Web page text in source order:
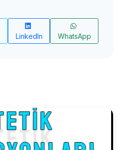
LinkedIn WhatsApp